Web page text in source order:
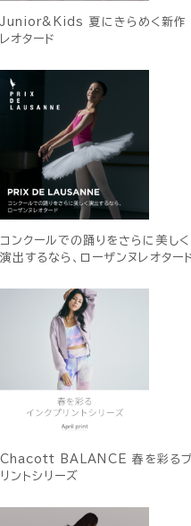
Junior&Kids 夏にきらめく新作
レオタード
コンクールでの踊りをさらに美しく
演出するなら、ローザンヌレオター
Chacott BALANCE 春を彩るプ
リントシリーズ